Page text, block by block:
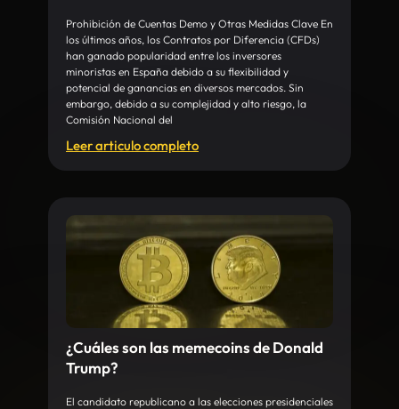
Prohibición de Cuentas Demo y Otras Medidas Clave En
los últimos años, los Contratos por Diferencia (CFDs)
han ganado popularidad entre los inversores
minoristas en España debido a su flexibilidad y
potencial de ganancias en diversos mercados. Sin
embargo, debido a su complejidad y alto riesgo, la
Comisión Nacional del
Leer articulo completo
¿Cuáles son las memecoins de Donald
Trump?
El candidato republicano a las elecciones presidenciales